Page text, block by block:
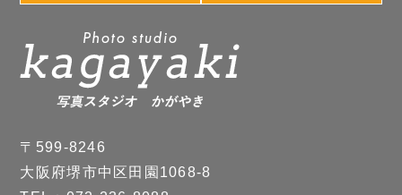
〒599-8246
大阪府堺市中区田園1068-8